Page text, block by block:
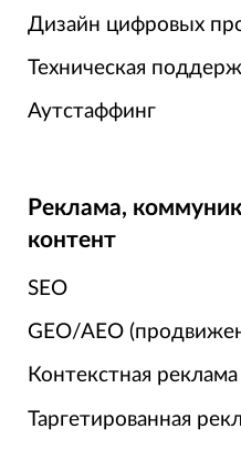
Дизайн цифровых
Техническая
Аутстаффинг
Реклама,
контент
SEO
GEO/AEO
Контекстная реклама
Таргетированная